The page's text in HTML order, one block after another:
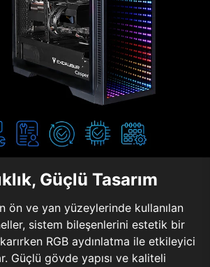
Güçlü Tasarım
ön ve yan yüzeylerinde kullanılan
sistem bileşenlerini estetik bir
RGB aydınlatma ile etkileyici
Güçlü gövde yapısı ve kaliteli